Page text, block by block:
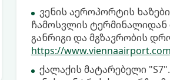
ვენის აეროპორტის
ჩამოსვლის ტერმინალიდან
განრიგი და მგზავრობის
https://
ქალაქის მატარებელი